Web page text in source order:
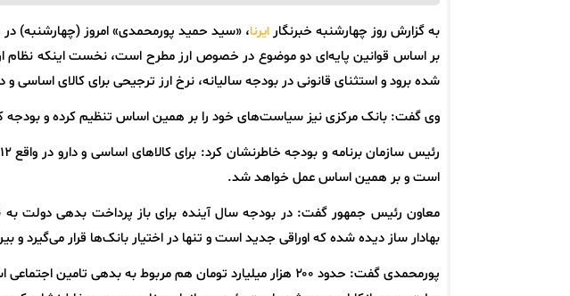
به گزارش روز چهارشنبه خبرنگارایرنا، «سید حمید پورمحمدی» امروز (چهارشنبه)
بر اساس قوانین پایه‌ای دو موضوع در خصوص ارز مطرح است، نخست اینکه
شده برود و استثنای قانونی در بودجه سالیانه، نرخ ارز ترجیحی برای کالای اساسی و
وی گفت: بانک مرکزی نیز سیاست‌های خود را بر همین اساس تنظیم کرده و
است و بر همین اساس عمل خواهد شد.
بهادار ساز دیده شده که اوراقی جدید است و تنها در اختیار بانک‌ها قرار می‌گیرد و
پورمحمدی گفت: حدود ۲۰۰ هزار میلیارد تومان هم مربوط به بدهی